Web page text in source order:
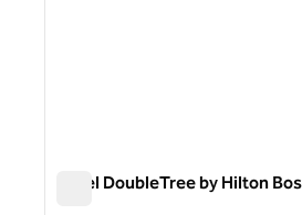
Hotel DoubleTree by Hilton